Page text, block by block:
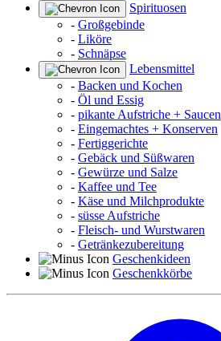
Spirituosen
- Großgebinde
- Liköre
- Schnäpse
Lebensmittel
- Backen und Kochen
- Öl und Essig
- pikante Aufstriche + Saucen
- Eingemachtes + Konserven
- Fertiggerichte
- Gebäck und Süßwaren
- Gewürze und Salze
- Kaffee und Tee
- Käse und Milchprodukte
- süsse Aufstriche
- Fleisch- und Wurstwaren
- Getränkezubereitung
Geschenkideen
Geschenkkörbe